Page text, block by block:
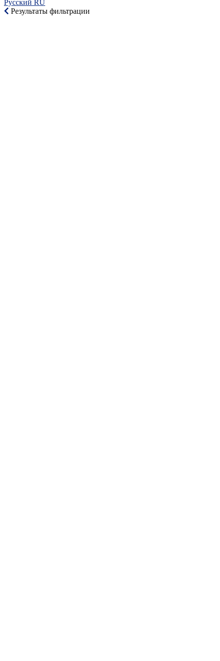
Русский RU‎
Результаты фильтрации